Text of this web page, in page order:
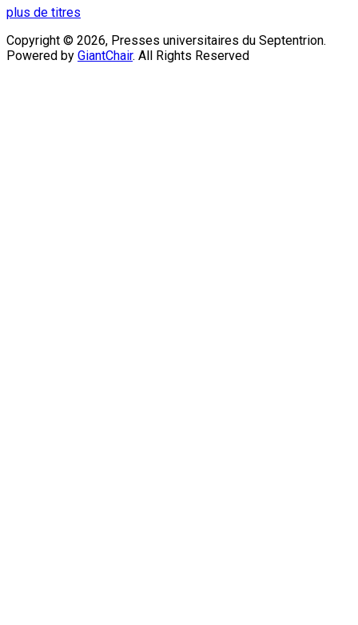
plus de titres
Copyright © 2026, Presses universitaires du Septentrion.
Powered by GiantChair. All Rights Reserved